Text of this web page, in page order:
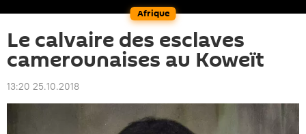
Afrique
Le calvaire des esclaves
camerounaises au Koweït
13:20 25.10.2018